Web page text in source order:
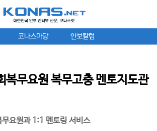
코나스마당 안보칼럼
복무요원 복무고충 멘토지도관
요원과 1:1 멘토링 서비스